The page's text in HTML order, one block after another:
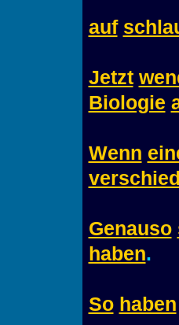
auf
Jetzt
Biologie
Wenn
Genauso
haben.
So haben